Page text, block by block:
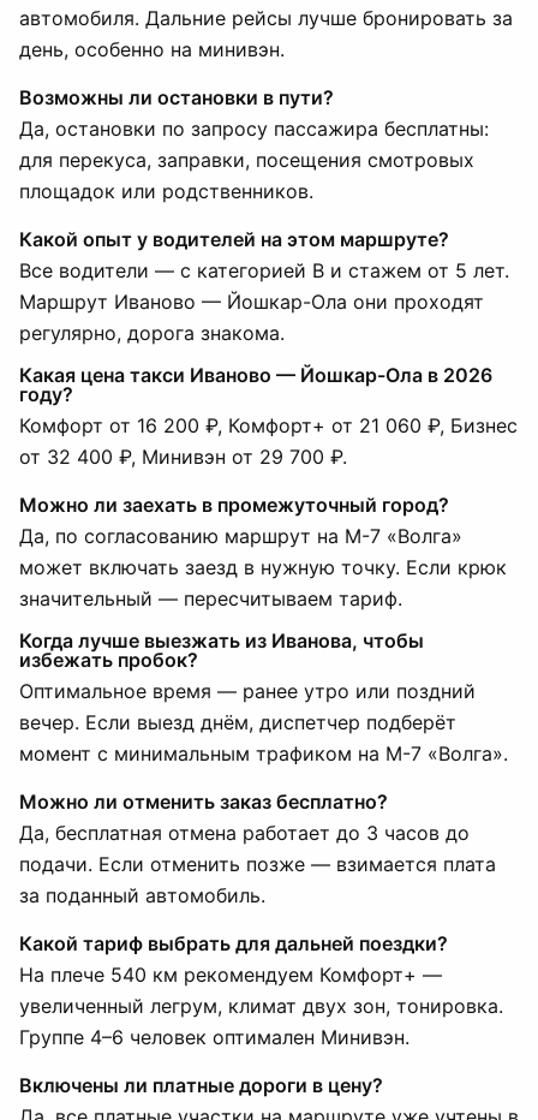
автомобиля. Дальние рейсы лучше бронировать за
день, особенно на минивэн.
Возможны ли остановки в пути?
Да, остановки по запросу пассажира бесплатны:
для перекуса, заправки, посещения смотровых
площадок или родственников.
Какой опыт у водителей на этом маршруте?
Все водители — с категорией B и стажем от 5 лет.
Маршрут Иваново — Йошкар-Ола они проходят
регулярно, дорога знакома.
Какая цена такси Иваново — Йошкар-Ола в 2026
году?
Комфорт от 16 200 ₽, Комфорт+ от 21 060 ₽, Бизнес
от 32 400 ₽, Минивэн от 29 700 ₽.
Можно ли заехать в промежуточный город?
Да, по согласованию маршрут на М-7 «Волга»
может включать заезд в нужную точку. Если крюк
значительный — пересчитываем тариф.
Когда лучше выезжать из Иванова, чтобы
избежать пробок?
Оптимальное время — ранее утро или поздний
вечер. Если выезд днём, диспетчер подберёт
момент с минимальным трафиком на М-7 «Волга».
Можно ли отменить заказ бесплатно?
Да, бесплатная отмена работает до 3 часов до
подачи. Если отменить позже — взимается плата
за поданный автомобиль.
Какой тариф выбрать для дальней поездки?
На плече 540 км рекомендуем Комфорт+ —
увеличенный легрум, климат двух зон, тонировка.
Группе 4–6 человек оптимален Минивэн.
Включены ли платные дороги в цену?